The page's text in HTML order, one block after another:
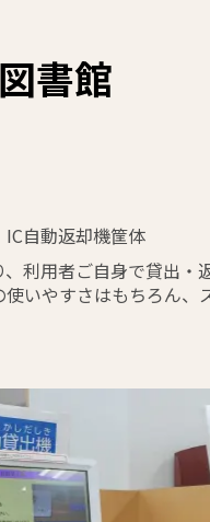
書館
自動返却機筐体
利用者ご自身で貸出
いやすさはもちろん、